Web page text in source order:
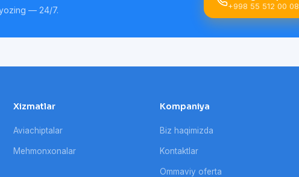
— 24/7. +998 55 512 00 08
Xizmatlar
Aviachiptalar
Mehmonxonalar
Kompaniya
Biz haqimizda
Kontaktlar
Ommaviy oferta